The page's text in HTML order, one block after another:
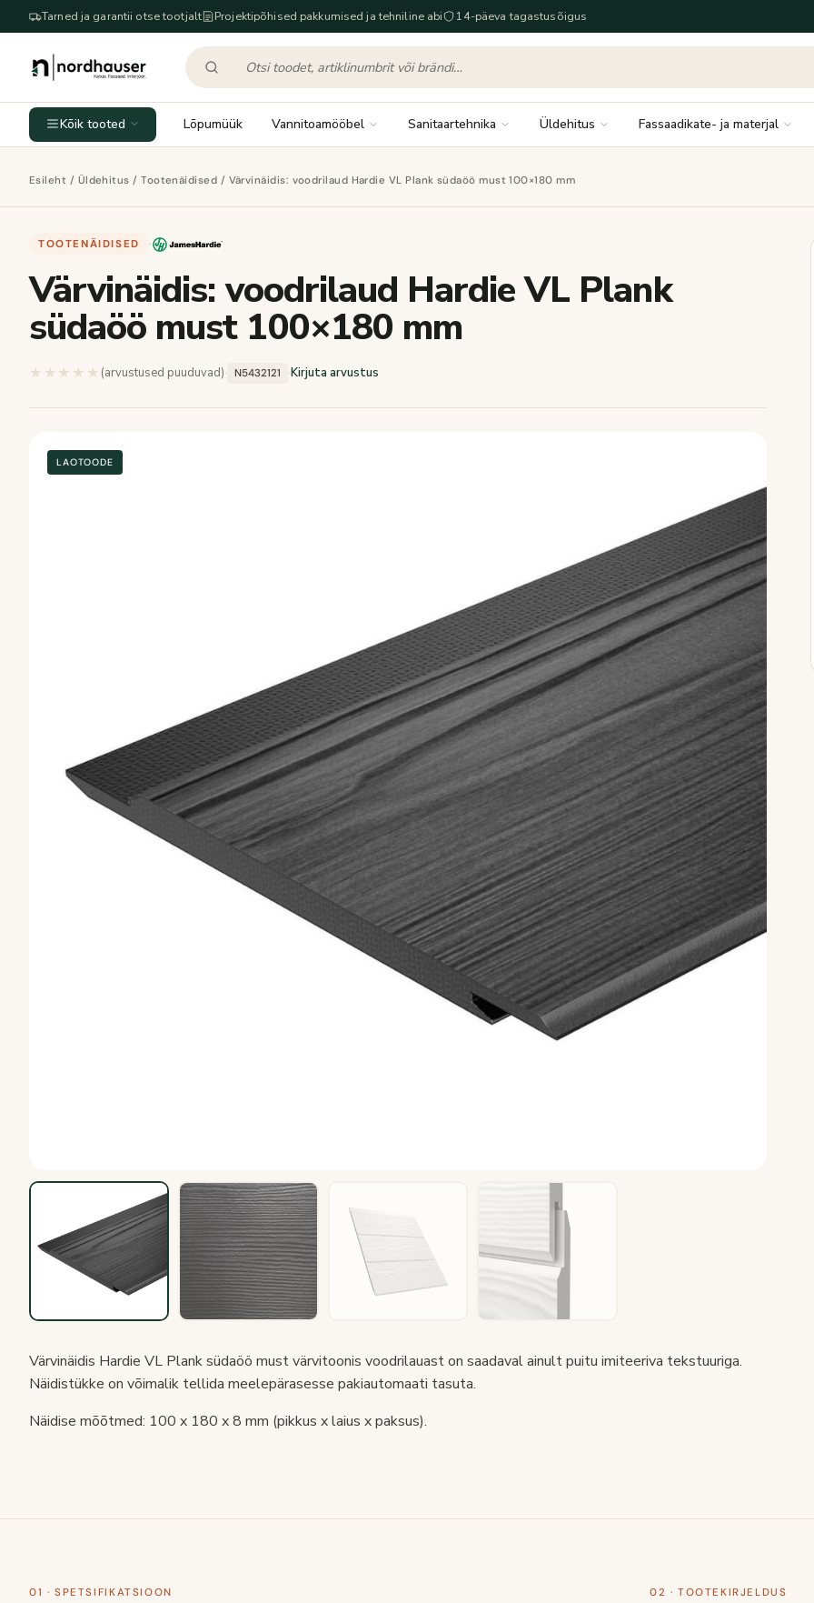
Tarned ja garantii otse tootjalt Projektipõhised pakkumised ja tehniline abi 14-päeva tagastusõigus
Kõik tooted Lõpumüük Vannitoamööbel Sanitaartehnika Üldehitus Fassaadikate- ja materjal
Esileht / Üldehitus /Tootenäidised / Värvinäidis: voodrilaud Hardie VL Plank südaöö must 100×180 mm
TOOTENÄIDISED ·
Värvinäidis: voodrilaud Hardie VL Plank
südaöö must 100×180 mm
★★★★★ ★★★★★
(arvustused puuduvad)· N5432121 ·Kirjuta arvustus
LAOTOODE
Värvinäidis Hardie VL Plank südaöö must värvitoonis voodrilauast on saadaval ainult puitu imiteeriva tekstuuriga.
Näidistükke on võimalik tellida meelepärasesse pakiautomaati tasuta.
Näidise mõõtmed: 100 x 180 x 8 mm (pikkus x laius x paksus).
01 · SPETSIFIKATSIOON 02 · TOOTEKIRJELDUS